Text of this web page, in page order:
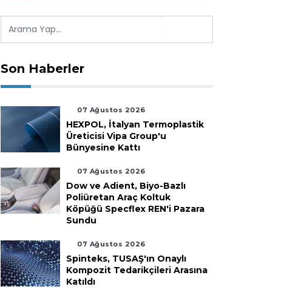
Son Haberler
07 Ağustos 2026
HEXPOL, İtalyan Termoplastik
Üreticisi Vipa Group'u
Bünyesine Kattı
07 Ağustos 2026
Dow ve Adient, Biyo-Bazlı
Poliüretan Araç Koltuk
Köpüğü Specflex REN'i Pazara
Sundu
07 Ağustos 2026
Spinteks, TUSAŞ'ın Onaylı
Kompozit Tedarikçileri Arasına
Katıldı